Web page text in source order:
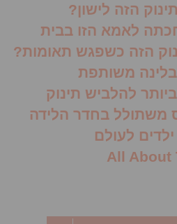
הזה לישון?
לאמא הזו בבית
הזה כשפגש תאומות?
משותפת
להלביש תינוק
משתולל בחדר הלידה
לעולם